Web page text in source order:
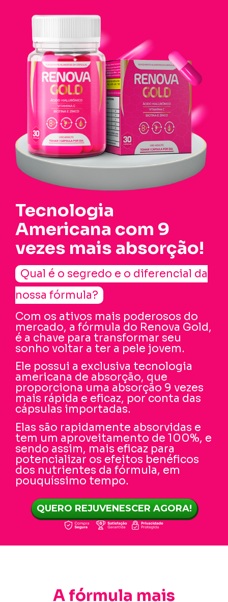
Tecnologia
Americana com 9
vezes mais absorção!
Qual é o segredo e o diferencial da
nossa fórmula?
Com os ativos mais poderosos do
mercado, a fórmula do Renova Gold,
é a chave para transformar seu
sonho voltar a ter a pele jovem.
Ele possui a exclusiva tecnologia
americana de absorção, que
proporciona uma absorção 9 vezes
mais rápida e eficaz, por conta das
cápsulas importadas.
Elas são rapidamente absorvidas e
tem um aproveitamento de 100%, e
sendo assim, mais eficaz para
potencializar os efeitos benéficos
dos nutrientes da fórmula, em
pouquíssimo tempo.
QUERO REJUVENESCER AGORA!
A fórmula mais